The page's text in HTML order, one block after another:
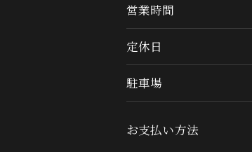
営業時間
定休日
駐車場
お支払い方法